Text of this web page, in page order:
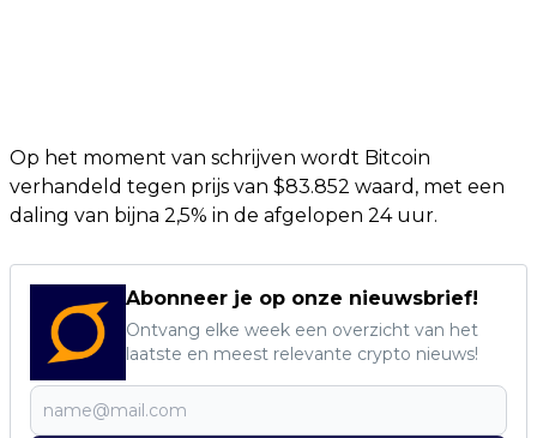
Op het moment van schrijven wordt Bitcoin
verhandeld tegen prijs van $83.852 waard, met een
daling van bijna 2,5% in de afgelopen 24 uur.
Abonneer je op onze nieuwsbrief!
Ontvang elke week een overzicht van het
laatste en meest relevante crypto nieuws!